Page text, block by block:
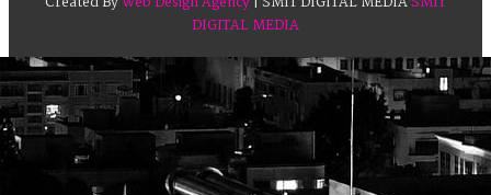
DIGITAL MEDIA